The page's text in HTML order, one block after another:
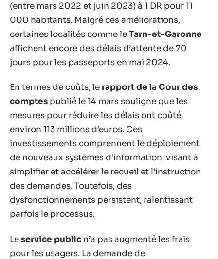
(entre mars 2022 et juin 2023) à 1 DR pour 11
000 habitants. Malgré ces améliorations,
certaines localités comme leTarn-et-Garonne
affichent encore des délais d’attente de 70
jours pour les passeports en mai 2024.
En termes de coûts, le rapport de la Cour des
comptes publié le 14 mars souligne que les
mesures pour réduire les délais ont coûté
environ 113 millions d’euros. Ces
investissements comprennent le déploiement
de nouveaux systèmes d’information, visant à
simplifier et accélérer le recueil et l’instruction
des demandes. Toutefois, des
dysfonctionnements persistent, ralentissant
parfois le processus.
Leservice public n’a pas augmenté les frais
pour les usagers. La demande de